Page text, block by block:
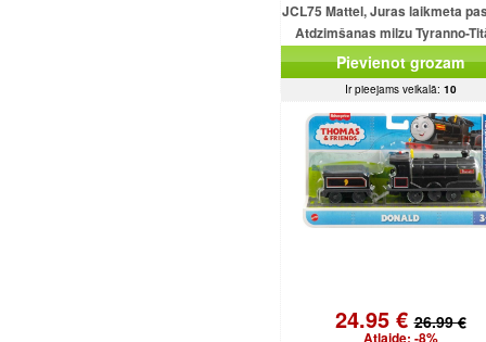
JCL75 Mattel, Juras laikmeta
Atdzimšanas milzu Tyranno-
uzbrukuma dinozaura
Pievienot grozam
Ir pieejams veikalā: 10
24.95 €26.99 €
Atlaide: -8%